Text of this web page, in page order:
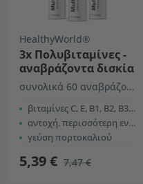
HealthyWorld®
3x Πολυβιταμίνες -
αναβράζοντα δισκία
συνολικά 60 αναβράζοντα δισκία
βιταμίνες C, E, B1, B2, B3, B5, B6 και B12
αντοχή, περισσότερη ενέργεια, κ.α.
γεύση πορτοκαλιού
5,39 € 7,47 €